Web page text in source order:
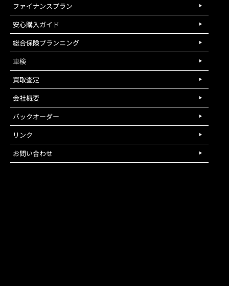
ファイナンスプラン
安心購入ガイド
総合保険プランニング
車検
買取査定
会社概要
バックオーダー
リンク
お問い合わせ